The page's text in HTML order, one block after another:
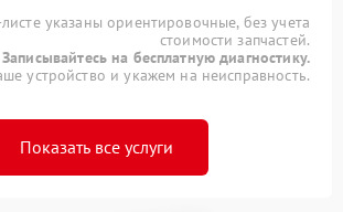
указаны ориентировочные, без учета
стоимости запчастей.
Записывайтесь на бесплатную диагностику.
устройство и укажем на неисправность.
Показать все услуги